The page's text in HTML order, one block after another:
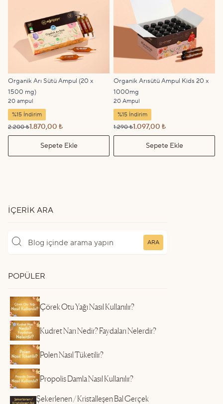
Organik Arı Sütü Ampul (20 x
1500 mg)
20 ampul
%15 İndirim
2.200 ₺1.870,00 ₺
Sepete Ekle
Organik Arısütü Ampul Kids 20 x
1000mg
20 Ampul
%15 İndirim
1.290 ₺1.097,00 ₺
Sepete Ekle
İÇERIK ARA
ARA
POPÜLER
Çörek Otu Yağı Nasıl Kullanılır?
Kudret Narı Nedir? Faydaları Nelerdir?
Polen Nasıl Tüketilir?
Propolis Damla Nasıl Kullanılır?
Şekerlenen / Kristalleşen Bal Gerçek